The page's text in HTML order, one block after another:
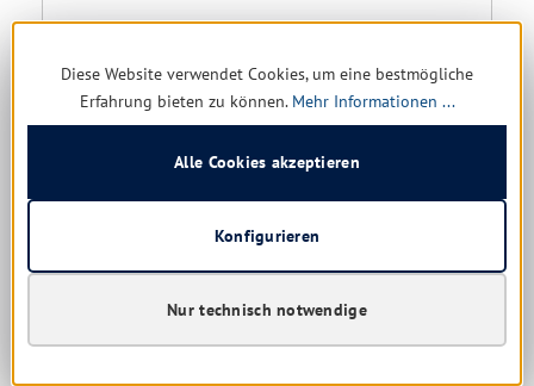
Deckel für Alu-Menüschalen, 17,8 x 22,7 cm, 1000 Stück
noch 1 verfügbar, Lieferzeit: 1-5 Tage
199,09 €
Details
Gastroverpackungen für jeden Zweck
Diese Website verwendet Cookies, um eine bestmögliche
Erfahrung bieten zu können. Mehr Informationen ...
Nur technisch notwendige
Konfigurieren
Alle Cookies akzeptieren